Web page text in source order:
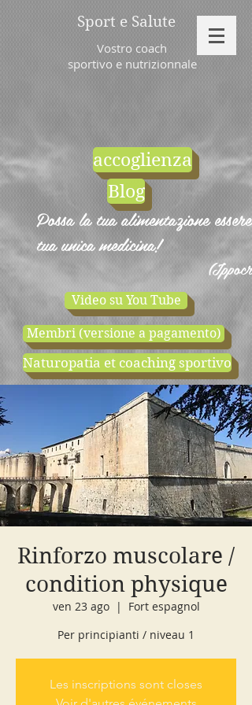
Sport e Salute
Vostro coach
sportivo e nutrizionnale
accoglienza
Blog
Possa la tua alimentazione essere
tua unica medicina!
Video su You Tube
Membri (versione a pagamento)
Naturopatia et coaching sportivo
cours d'essai negozio
Rinforzo muscolare /
condition physique
ven 23 ago
  |
Fort espagnol
Per principianti / niveau 1
Les inscriptions sont closes